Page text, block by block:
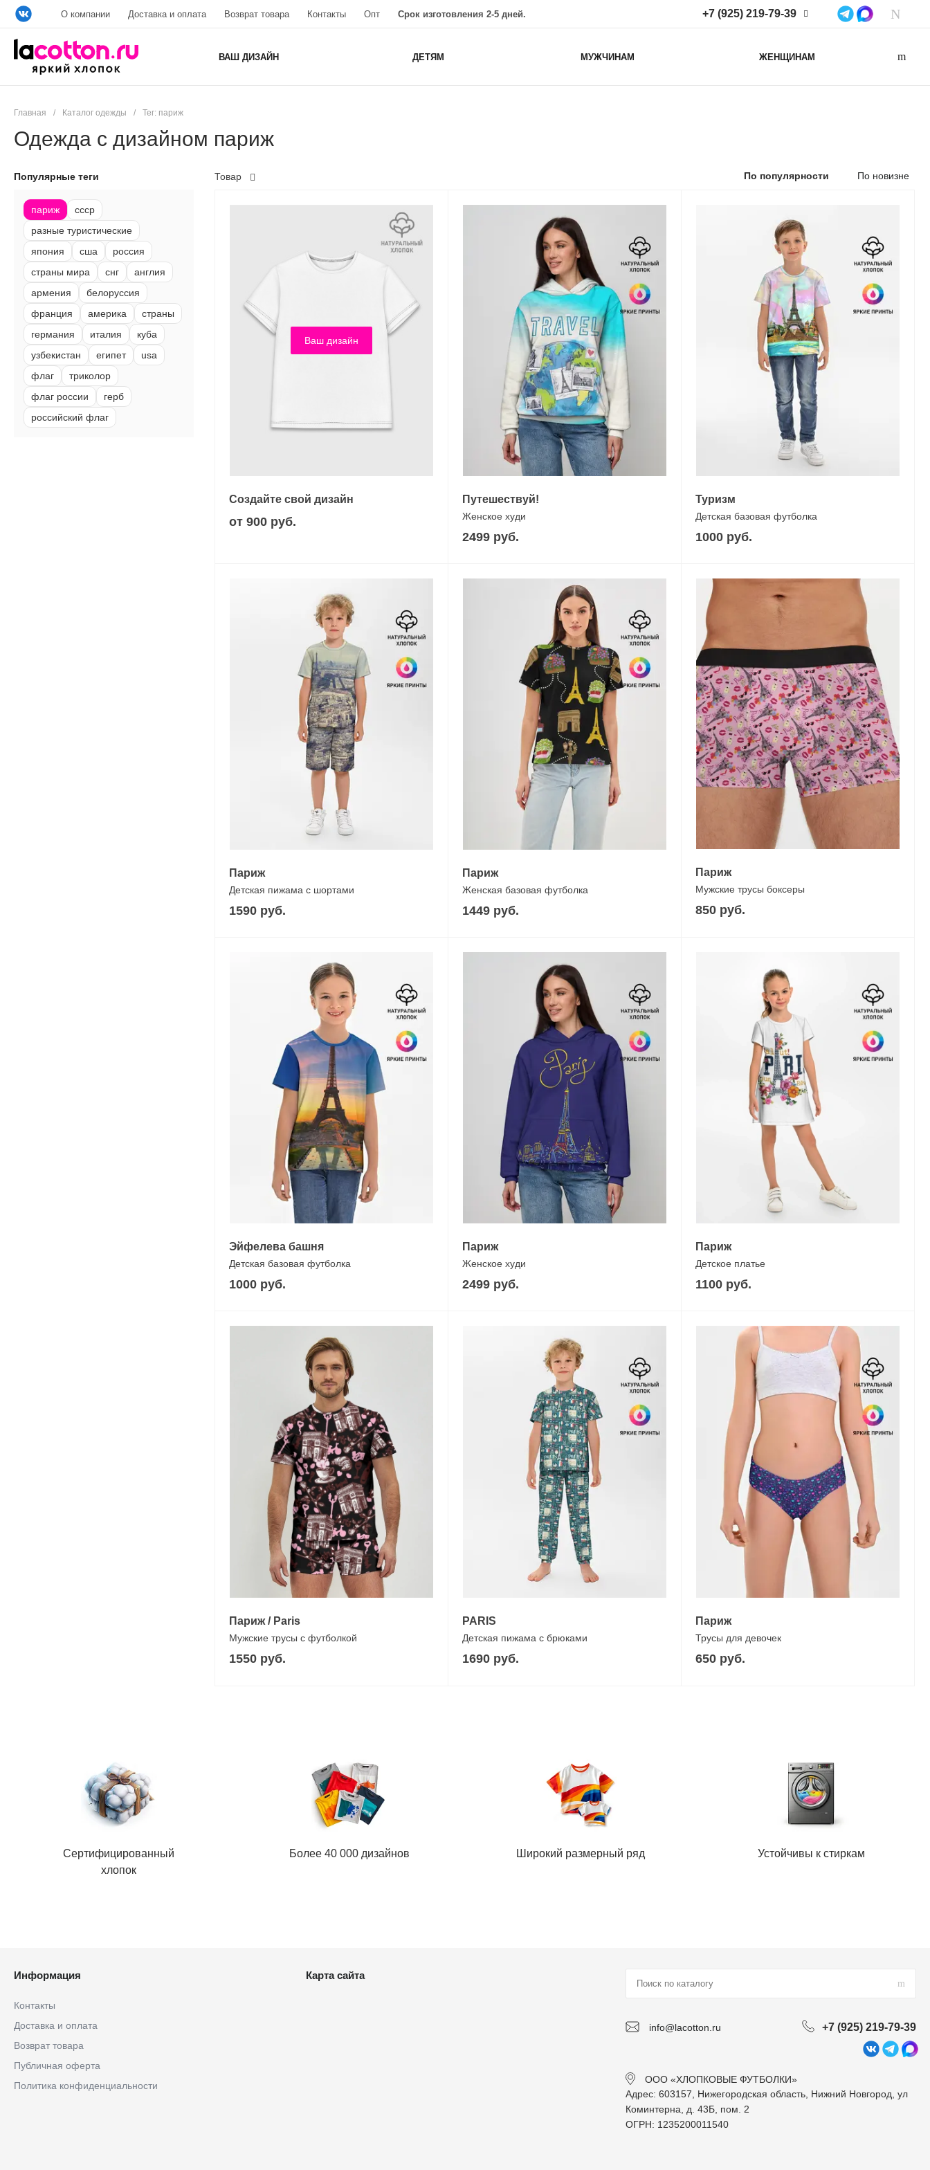
О компании Доставка и оплата Возврат товара Контакты Опт Срок изготовления 2-5 дней. +7 (925) 219-79-39
Нижегородская область,
ВАШ ДИЗАЙН ДЕТЯМ МУЖЧИНАМ ЖЕНЩИНАМ
Главная / Каталог одежды / Тег: париж
Одежда с дизайном париж
Популярные теги
париж
ссср
разные туристические
япония
сша
россия
страны мира
снг
англия
армения
белоруссия
франция
америка
страны
германия
италия
куба
узбекистан
египет
usa
флаг
триколор
флаг россии
герб
российский флаг
Товар По популярности По новизне
Ваш дизайн
Создайте свой дизайн
от 900 руб.
Путешествуй!
Женское худи
2499 руб.
Туризм
Детская базовая футболка
1000 руб.
Париж
Детская пижама с шортами
1590 руб.
Париж
Женская базовая футболка
1449 руб.
Париж
Мужские трусы боксеры
850 руб.
Эйфелева башня
Детская базовая футболка
1000 руб.
Париж
Женское худи
2499 руб.
Париж
Детское платье
1100 руб.
Париж / Paris
Мужские трусы с футболкой
1550 руб.
PARIS
Детская пижама с брюками
1690 руб.
Париж
Трусы для девочек
650 руб.
Сертифицированный
хлопок
Более 40 000 дизайнов Широкий размерный ряд Устойчивы к стиркам
Информация
Контакты
Доставка и оплата
Возврат товара
Публичная оферта
Политика конфиденциальности
Карта сайта
info@lacotton.ru +7 (925) 219-79-39
ООО «ХЛОПКОВЫЕ ФУТБОЛКИ»
Адрес: 603157, Нижегородская область, Нижний Новгород, ул
Коминтерна, д. 43Б, пом. 2
ОГРН: 1235200011540